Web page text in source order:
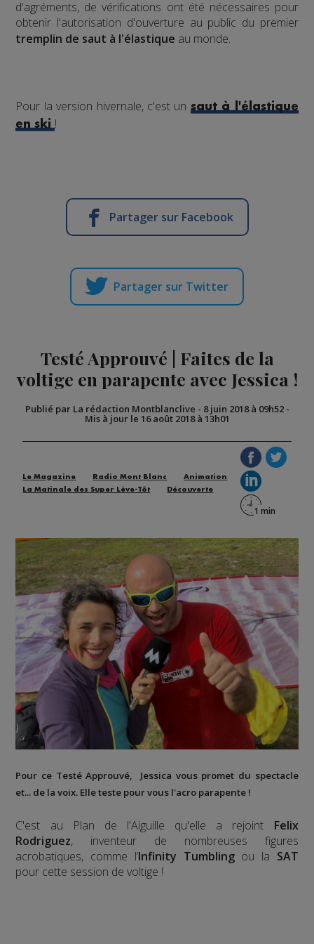
d'agréments, de vérifications ont été nécessaires pour
obtenir l'autorisation d'ouverture au public du premier
tremplin de saut à l'élastique au monde.
Pour la version hivernale, c'est un saut à l'élastique
en ski !
Partager sur Facebook
Partager sur Twitter
Testé Approuvé | Faites de la
voltige en parapente avec Jessica !
Publié par La rédaction Montblanclive - 8 juin 2018 à 09h52-
Mis à jour le 16 août 2018 à 13h01
Le Magazine Radio Mont Blanc
Animation
La Matinale des Super Lève-Tôt
Découverte
Pour ce Testé Approuvé, Jessica vous promet du spectacle
et... de la voix. Elle teste pour vous l'acro parapente !
C'est au Plan de l'Aiguille qu'elle a rejoint Felix
Rodriguez, inventeur de nombreuses figures
acrobatiques, comme l’Infinity Tumblingou la SAT
pour cette session de voltige !